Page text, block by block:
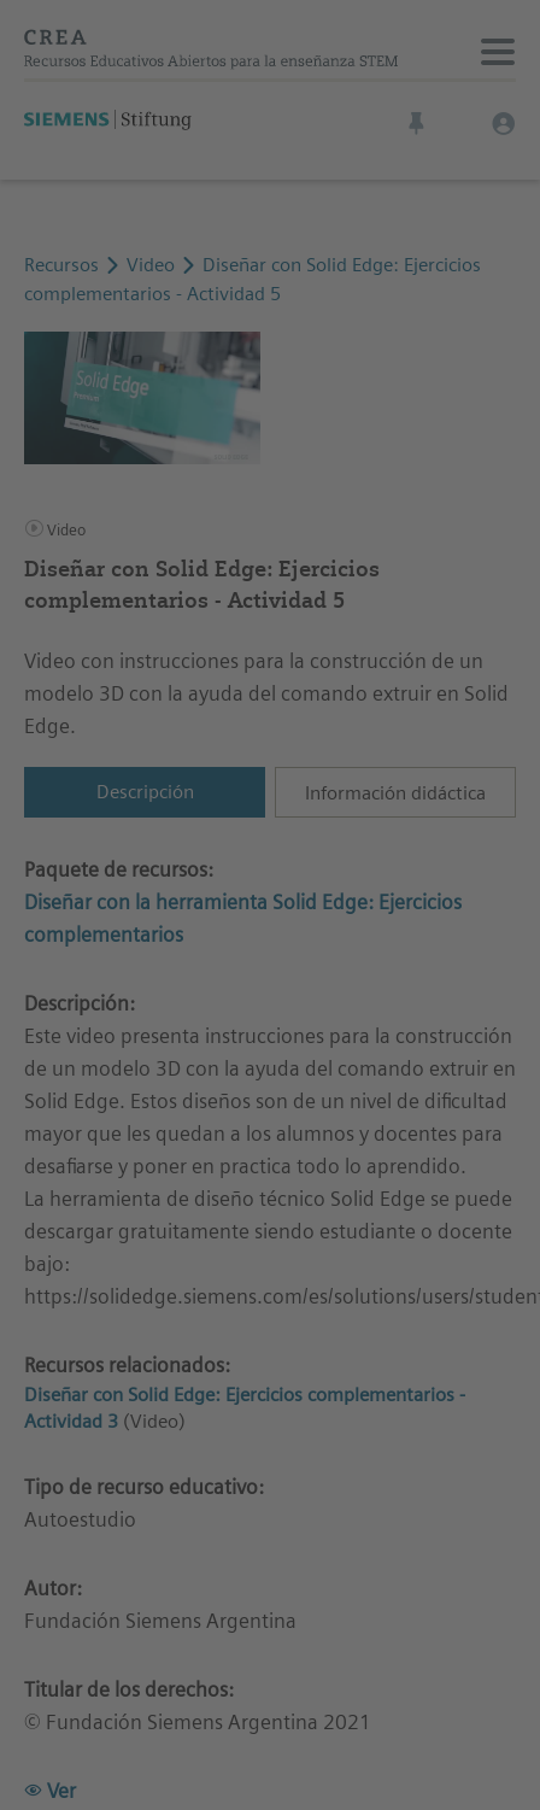
Recursos Video
Diseñar con Solid Edge: Ejercicios
complementarios - Actividad 5
Video
Diseñar con Solid Edge: Ejercicios
complementarios - Actividad 5
Video con instrucciones para la construcción de un
modelo 3D con la ayuda del comando extruir en Solid
Edge.
Descripción Información didáctica
Paquete de recursos:
Diseñar con la herramienta Solid Edge: Ejercicios
complementarios
Descripción:
Este video presenta instrucciones para la construcción
de un modelo 3D con la ayuda del comando extruir en
Solid Edge. Estos diseños son de un nivel de dificultad
mayor que les quedan a los alumnos y docentes para
desafiarse y poner en practica todo lo aprendido.
La herramienta de diseño técnico Solid Edge se puede
descargar gratuitamente siendo estudiante o docente
bajo:
https://solidedge.siemens.com/es/solutions/users/
Recursos relacionados:
Diseñar con Solid Edge: Ejercicios complementarios -
Actividad 3 (Video)
Tipo de recurso educativo:
Autoestudio
Autor:
Fundación Siemens Argentina
Titular de los derechos:
© Fundación Siemens Argentina 2021
Ver